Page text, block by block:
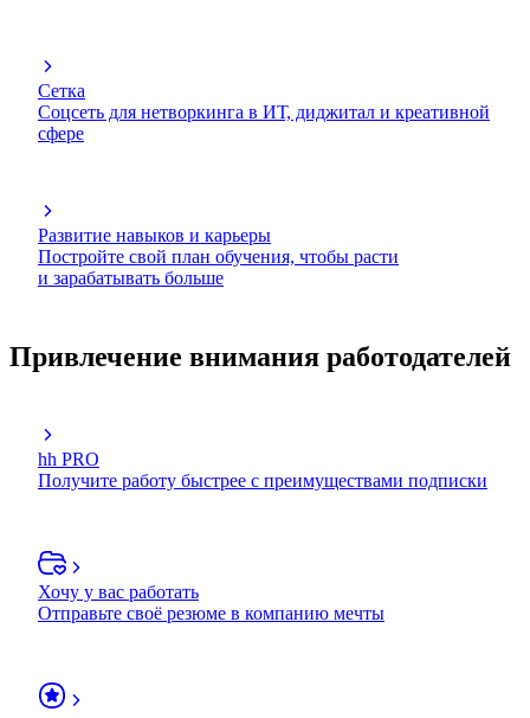
Сетка
Соцсеть для нетворкинга в ИТ, диджитал и креативной
сфере
Развитие навыков и карьеры
Постройте свой план обучения, чтобы расти
и зарабатывать больше
Привлечение внимания работодателей
hh PRO
Получите работу быстрее с преимуществами подписки
Хочу у вас работать
Отправьте своё резюме в компанию мечты